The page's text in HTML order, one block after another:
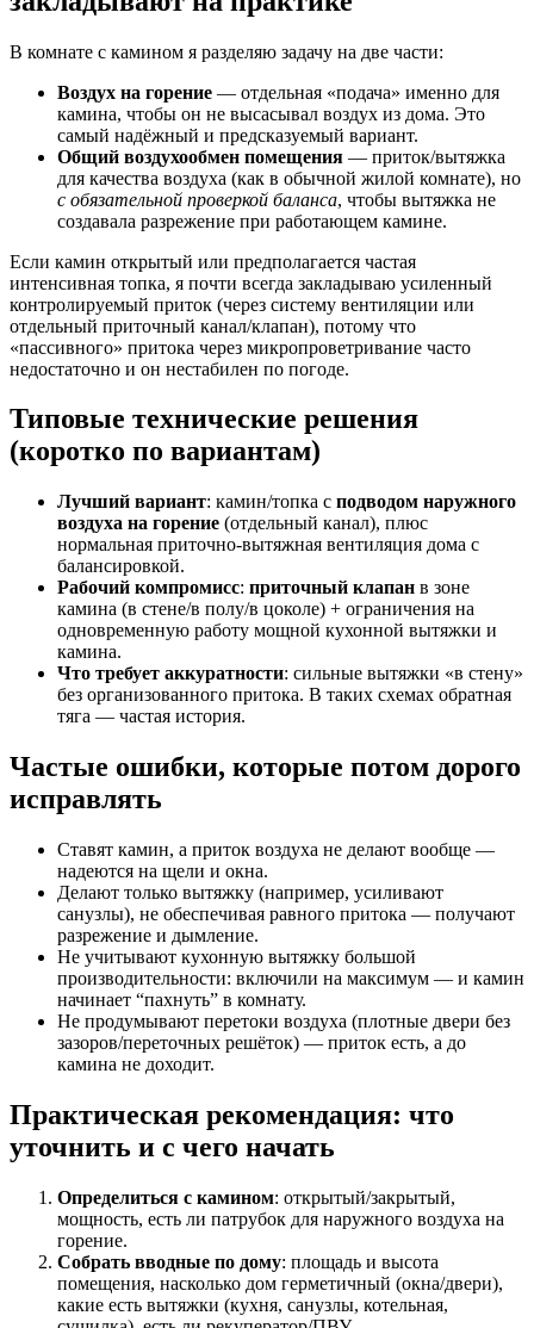
В комнате с камином я разделяю задачу на две части:
Воздух на горение — отдельная «подача» именно для
камина, чтобы он не высасывал воздух из дома. Это
самый надёжный и предсказуемый вариант.
Общий воздухообмен помещения — приток/вытяжка
для качества воздуха (как в обычной жилой комнате), но
с обязательной проверкой баланса, чтобы вытяжка не
создавала разрежение при работающем камине.
Если камин открытый или предполагается частая
интенсивная топка, я почти всегда закладываю усиленный
контролируемый приток (через систему вентиляции или
отдельный приточный канал/клапан), потому что
«пассивного» притока через микропроветривание часто
недостаточно и он нестабилен по погоде.
Типовые технические решения
(коротко по вариантам)
Лучший вариант: камин/топка с подводом наружного
воздуха на горение (отдельный канал), плюс
нормальная приточно-вытяжная вентиляция дома с
балансировкой.
Рабочий компромисс: приточный клапан в зоне
камина (в стене/в полу/в цоколе) + ограничения на
одновременную работу мощной кухонной вытяжки и
камина.
Что требует аккуратности: сильные вытяжки «в стену»
без организованного притока. В таких схемах обратная
тяга — частая история.
Частые ошибки, которые потом дорого
исправлять
Ставят камин, а приток воздуха не делают вообще —
надеются на щели и окна.
Делают только вытяжку (например, усиливают
санузлы), не обеспечивая равного притока — получают
разрежение и дымление.
Не учитывают кухонную вытяжку большой
производительности: включили на максимум — и камин
начинает “пахнуть” в комнату.
Не продумывают перетоки воздуха (плотные двери без
зазоров/переточных решёток) — приток есть, а до
камина не доходит.
Практическая рекомендация: что
уточнить и с чего начать
Определиться с камином: открытый/закрытый,
мощность, есть ли патрубок для наружного воздуха на
горение.
Собрать вводные по дому: площадь и высота
помещения, насколько дом герметичный (окна/двери),
какие есть вытяжки (кухня, санузлы, котельная,